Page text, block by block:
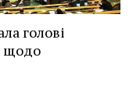
голові
щодо